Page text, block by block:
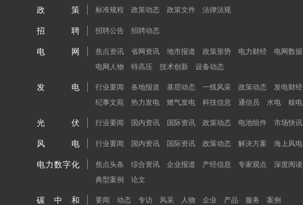
政策 标准规程 政策动态 政策文件 法律法规
招聘 招聘公告 招聘动态
电网 焦点资讯 省网资讯 地市报道 政策形势 电力财经 电网数据
电网人物
特高压 技术创新 设备动态
发电 行业要闻 各地报道 基层动态 一线风采 政策动态 发电财经
纪事文苑
热力发电 燃气发电 科技信息 通信员 水电 核电
光伏 行业要闻 国内资讯 国际资讯 政策动态 电池组件 市场快讯
风电 行业要闻 国内资讯 国际资讯 政策动态 解决方案 海上风电
电力数字化 焦点头条 综合资讯 企业报道 产经信息 专家观点 深度阅读
典型案例
论文
碳中和 要闻 动态 专访 风采 人物 企业 产品 服务 案例